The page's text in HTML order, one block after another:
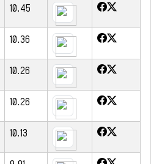
10.45
10.36
10.26
10.26
10.13